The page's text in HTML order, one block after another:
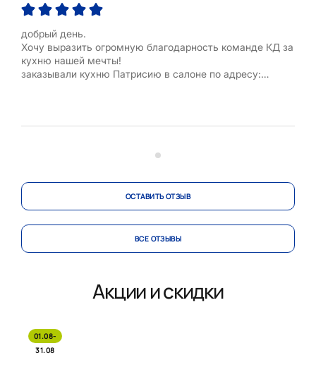
добрый день.
Хочу выразить огромную благодарность команде КД за
кухню нашей мечты!
заказывали кухню Патрисию в салоне по адресу:
Очень рекомендую Елену! Профессионал своего дела!
все вопросы, которые возникали у...
ОСТАВИТЬ ОТЗЫВ
ВСЕ ОТЗЫВЫ
Акции и скидки
01.08-
31.08